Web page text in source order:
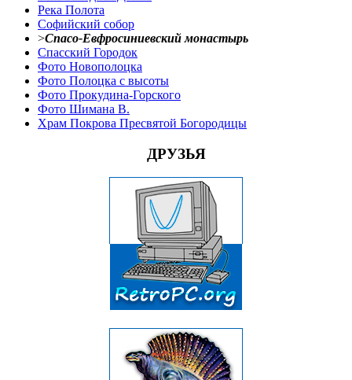
Река Полота
Софийский собор
>Спасо-Евфросиниевский монастырь
Спасский Городок
Фото Новополоцка
Фото Полоцка с высоты
Фото Прокудина-Горского
Фото Шимана В.
Храм Покрова Пресвятой Богородицы
ДРУЗЬЯ